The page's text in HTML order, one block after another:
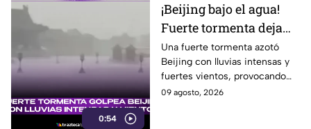
0:54
¡Beijing bajo el agua!
Fuerte tormenta deja
lluvias y vientos
Una fuerte tormenta azotó
Beijing con lluvias intensas y
fuertes vientos, provocando
complicaciones y
09 agosto, 2026